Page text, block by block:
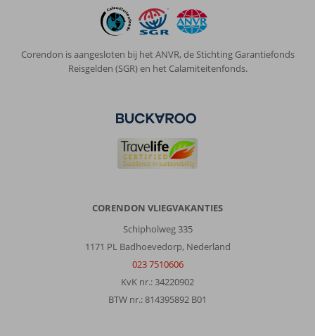
Corendon is aangesloten bij het ANVR, de Stichting Garantiefonds
Reisgelden (SGR) en het Calamiteitenfonds.
CORENDON VLIEGVAKANTIES
Schipholweg 335
1171 PL Badhoevedorp, Nederland
023 7510606
KvK nr.: 34220902
BTW nr.: 814395892 B01